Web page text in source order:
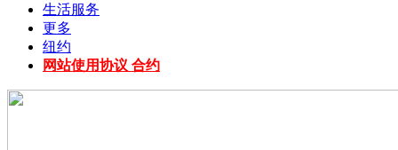
生活服务
更多
纽约
网站使用协议 合约